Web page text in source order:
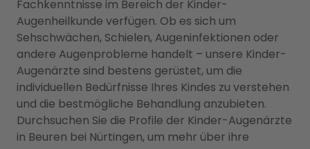
Fachkenntnisse im Bereich der Kinder-
Augenheilkunde verfügen. Ob es sich um
Sehschwächen, Schielen, Augeninfektionen oder
andere Augenprobleme handelt – unsere Kinder-
Augenärzte sind bestens gerüstet, um die
individuellen Bedürfnisse Ihres Kindes zu verstehen
und die bestmögliche Behandlung anzubieten.
Durchsuchen Sie die Profile der Kinder-Augenärzte
in Beuren bei Nürtingen, um mehr über ihre